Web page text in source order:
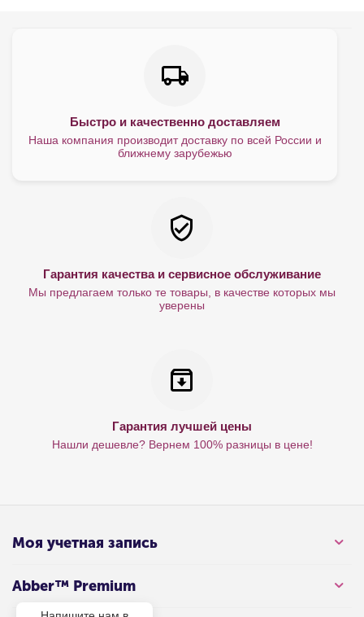
Быстро и качественно доставляем
Наша компания производит доставку по всей России и
ближнему зарубежью
Гарантия качества и сервисное обслуживание
Мы предлагаем только те товары, в качестве которых мы
уверены
Гарантия лучшей цены
Нашли дешевле? Вернем 100% разницы в цене!
Моя учетная запись
Abber™ Premium